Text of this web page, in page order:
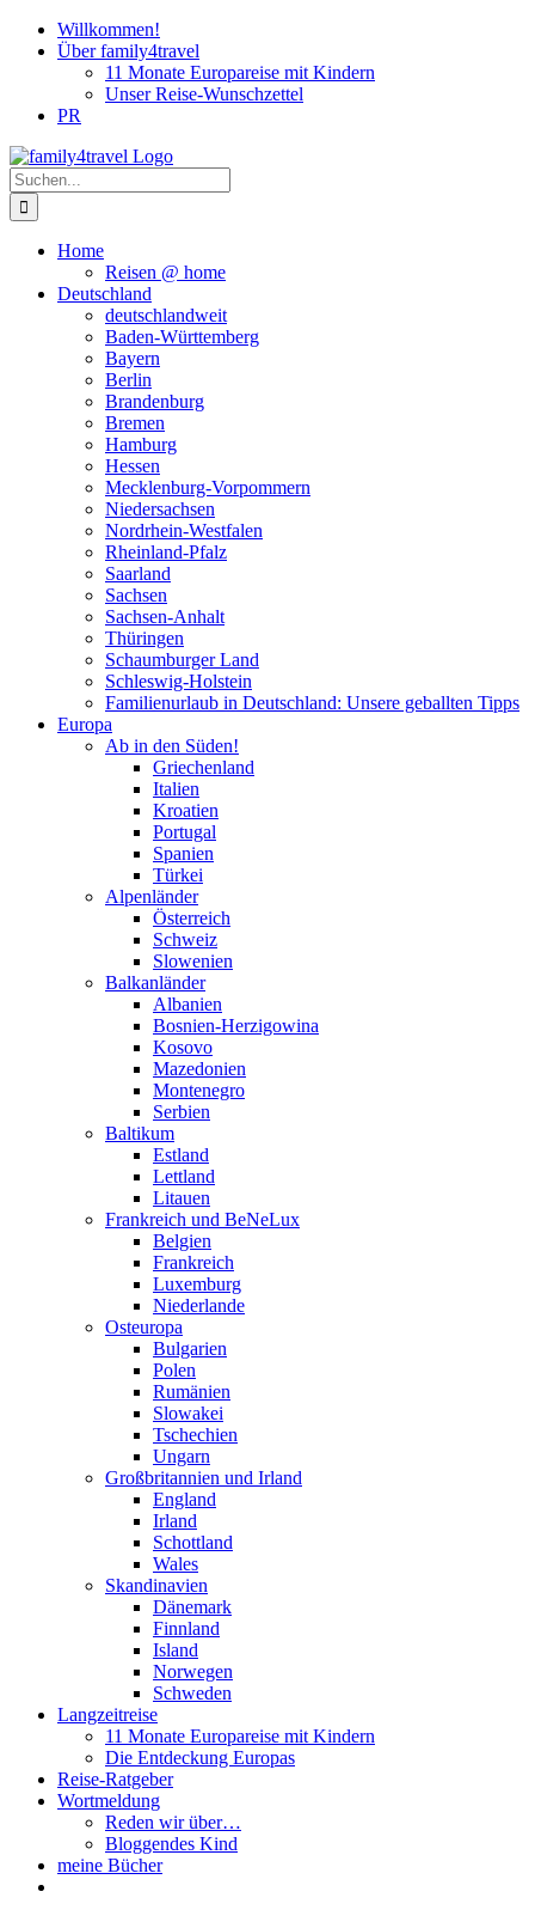
Zum
Inhalt
Willkommen!
Über family4travel
11 Monate Europareise mit Kindern
Unser Reise-Wunschzettel
PR
instagram
facebook
pinterest
Suche
nach:
Home
Reisen @ home
Deutschland
deutschlandweit
Baden-Württemberg
Bayern
Berlin
Brandenburg
Bremen
Hamburg
Hessen
Mecklenburg-Vorpommern
Niedersachsen
Nordrhein-Westfalen
Rheinland-Pfalz
Saarland
Sachsen
Sachsen-Anhalt
Thüringen
Schaumburger Land
Schleswig-Holstein
Familienurlaub in Deutschland: Unsere geballten Tipps
Europa
Ab in den Süden!
Griechenland
Italien
Kroatien
Portugal
Spanien
Türkei
Alpenländer
Österreich
Schweiz
Slowenien
Balkanländer
Albanien
Bosnien-Herzigowina
Kosovo
Mazedonien
Montenegro
Serbien
Baltikum
Estland
Lettland
Litauen
Frankreich und BeNeLux
Belgien
Frankreich
Luxemburg
Niederlande
Osteuropa
Bulgarien
Polen
Rumänien
Slowakei
Tschechien
Ungarn
Großbritannien und Irland
England
Irland
Schottland
Wales
Skandinavien
Dänemark
Finnland
Island
Norwegen
Schweden
Langzeitreise
11 Monate Europareise mit Kindern
Die Entdeckung Europas
Reise-Ratgeber
Wortmeldung
Reden wir über…
Bloggendes Kind
meine Bücher